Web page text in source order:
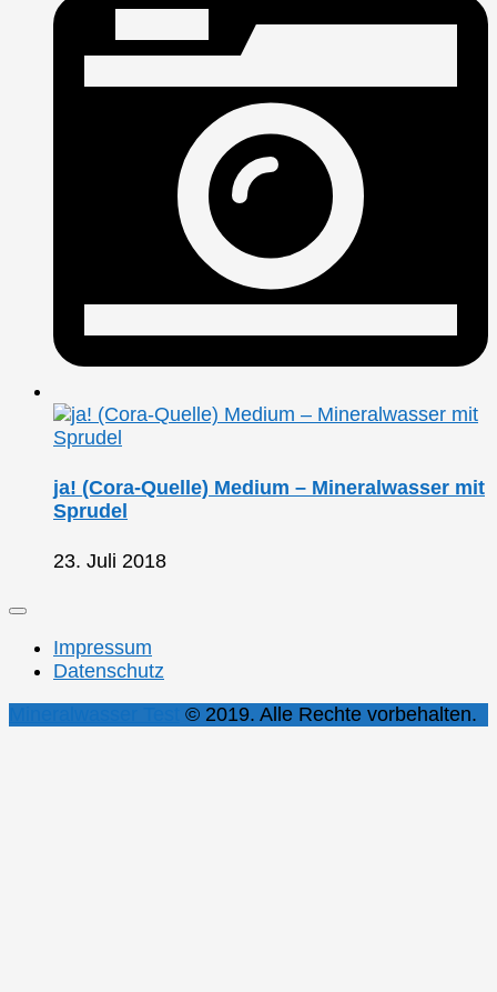
ja! (Cora-Quelle) Medium – Mineralwasser mit
Sprudel
23. Juli 2018
Impressum
Datenschutz
© 2019. Alle Rechte vorbehalten.